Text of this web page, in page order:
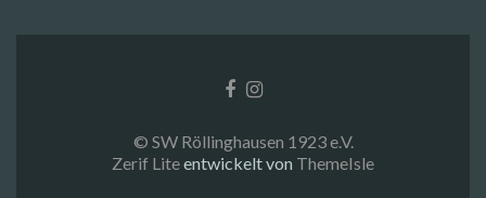
Facebook-
Instagram
© SW Röllinghausen 1923 e.V.
Zerif Liteentwickelt von ThemeIsle